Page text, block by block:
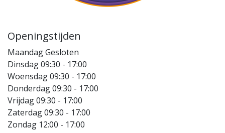
Openingstijden
Maandag Gesloten
Dinsdag 09:30 - 17:00
Woensdag 09:30 - 17:00
Donderdag 09:30 - 17:00
Vrijdag 09:30 - 17:00
Zaterdag 09:30 - 17:00
Zondag 12:00 - 17:00